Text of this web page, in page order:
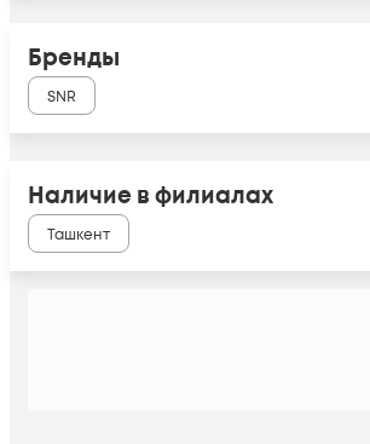
Бренды
SNR
Наличие в филиалах
Ташкент